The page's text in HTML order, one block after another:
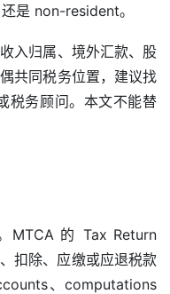
是 non-resident。
入归属、境外汇款、股
共同税务位置，建议找
税务顾问。本文不能替
MTCA 的 Tax Return
扣除、应缴或应退税款
、computations